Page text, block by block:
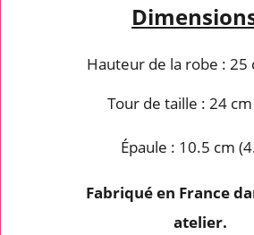
Hauteur de la robe : 25
Tour de taille : 24
Épaule : 10.5 cm
Fabriqué en France
atelier.